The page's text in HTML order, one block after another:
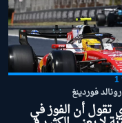
فوردينغ
تقول أن الفوز في